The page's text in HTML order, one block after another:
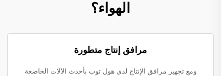
الهواء؟
مرافق إنتاج متطورة
ومع تجهيز مرافق الإنتاج لدى هول توب بأحدث الآلات الخاضعة